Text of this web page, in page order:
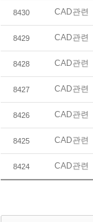
8430 CAD관련
8429 CAD관련
8428 CAD관련
8427 CAD관련
8426 CAD관련
8425 CAD관련
8424 CAD관련